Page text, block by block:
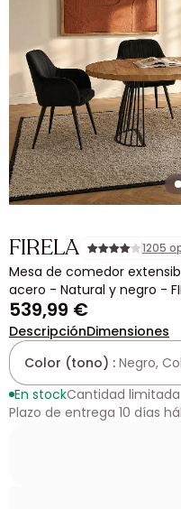
FIRELA 1205
Mesa de comedor
acero - Natural y negro -
539,99 €
DescripciónDimensiones
Color (tono) : Negro,
En stockCantidad limitada
Plazo de entrega 10 días